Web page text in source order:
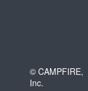
© CAMPFIRE,
Inc.